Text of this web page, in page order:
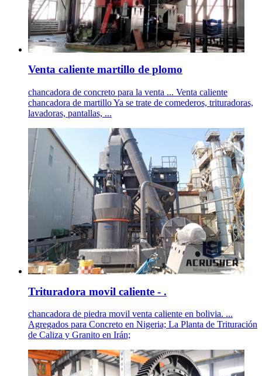
Venta caliente martillo de plomo
chancadora de concreto para la venta ... Venta caliente
chancadora de martillo Ya se trate de comederos, trituradoras,
lavadoras, pantallas, ...
Trituradora movil caliente - .
chancadora de piedra movil venta caliente en bolivia. ...
Agregados para Concreto en Nigeria; La Planta de Trituración
de Caliza y Granito en Irán;